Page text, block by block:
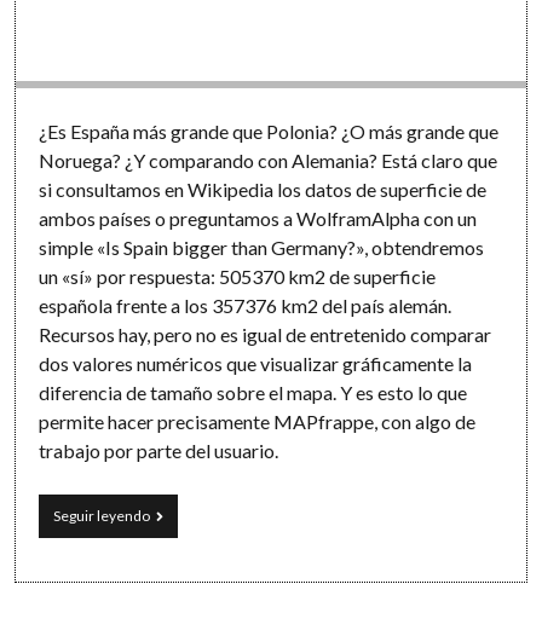
¿Es España más grande que Polonia? ¿O más grande que
Noruega? ¿Y comparando con Alemania? Está claro que
si consultamos en Wikipedia los datos de superficie de
ambos países o preguntamos a WolframAlpha con un
simple «Is Spain bigger than Germany?», obtendremos
un «sí» por respuesta: 505370 km2 de superficie
española frente a los 357376 km2 del país alemán.
Recursos hay, pero no es igual de entretenido comparar
dos valores numéricos que visualizar gráficamente la
diferencia de tamaño sobre el mapa. Y es esto lo que
permite hacer precisamente MAPfrappe, con algo de
trabajo por parte del usuario.
Seguir leyendoPaíses
en
¿es